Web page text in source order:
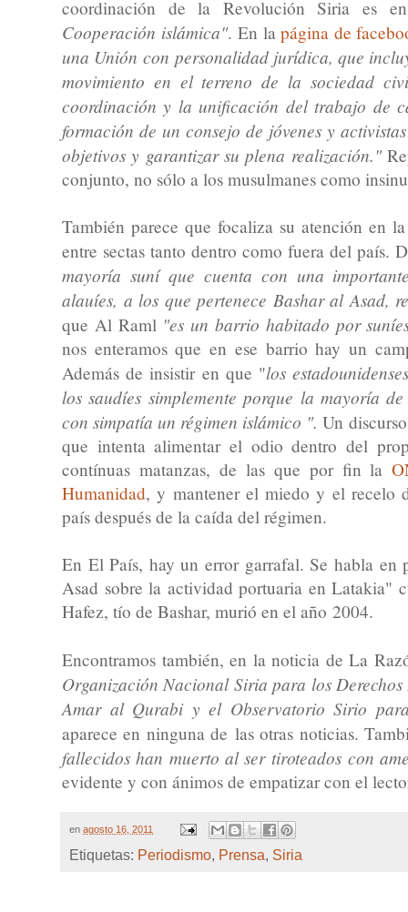
coordinación de la Revolución Siria es
Cooperación islámica". En lapágina de
una Unión con personalidad jurídica, que
movimiento en el terreno de la sociedad
coordinación y la unificación del trabajo de
formación de un consejo de jóvenes y activistas
objetivos y garantizar su plena realización."
conjunto, no sólo a los musulmanes como
También parece que focaliza su atención en
entre sectas tanto dentro como fuera del país.
mayoría suní que cuenta con una
alauíes, a los que pertenece Bashar al Asad,
que Al Raml "es un barrio habitado por
nos enteramos que en ese barrio hay un
Además de insistir en que "los
los saudíes simplemente porque la mayoría
con simpatía un régimen islámico ".Un
que intenta alimentar el odio dentro del
contínuas matanzas, de las que por fin la
Humanidad, y mantener el miedo y el recelo
país después de la caída del régimen.
En El País, hay un error garrafal. Se habla
Asad sobre la actividad portuaria en Latakia"
Hafez, tío de Bashar, murió en el año 2004.
Encontramos también, en la noticia de La
Organización Nacional Siria para los
Amar al Qurabi y el Observatorio Sirio
aparece en ninguna de las otras noticias.
fallecidos han muerto al ser tiroteados con
evidente y con ánimos de empatizar con el
en agosto 16, 2011
Etiquetas: Periodismo, Prensa, Siria